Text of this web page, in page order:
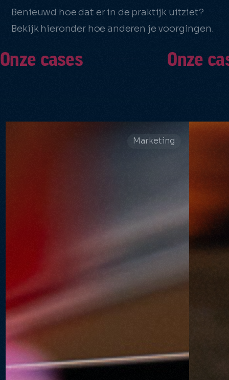
Benieuwd hoe dat er in de praktijk uitziet?
Bekijk hieronder hoe anderen je voorgingen.
Onze cases Onze
Marketing